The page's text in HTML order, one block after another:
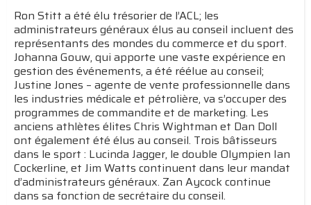
Ron Stitt a été élu trésorier de l’ACL; les
administrateurs généraux élus au conseil incluent des
représentants des mondes du commerce et du sport.
Johanna Gouw, qui apporte une vaste expérience en
gestion des événements, a été réélue au conseil;
Justine Jones – agente de vente professionnelle dans
les industries médicale et pétrolière, va s’occuper des
programmes de commandite et de marketing. Les
anciens athlètes élites Chris Wightman et Dan Doll
ont également été élus au conseil. Trois bâtisseurs
dans le sport : Lucinda Jagger, le double Olympien Ian
Cockerline, et Jim Watts continuent dans leur mandat
d’administrateurs généraux. Zan Aycock continue
dans sa fonction de secrétaire du conseil.